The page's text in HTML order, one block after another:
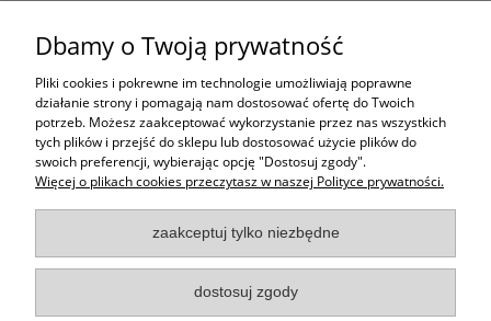
Moje konto
Płatności i dostawa
Informacje
O Firmie
Dbamy o Twoją prywatność
Pliki cookies i pokrewne im technologie umożliwiają poprawne
działanie strony i pomagają nam dostosować ofertę do Twoich
potrzeb. Możesz zaakceptować wykorzystanie przez nas wszystkich
tych plików i przejść do sklepu lub dostosować użycie plików do
swoich preferencji, wybierając opcję "Dostosuj zgody".
Więcej o plikach cookies przeczytasz w naszej Polityce prywatności.
zaakceptuj tylko niezbędne
dostosuj zgody